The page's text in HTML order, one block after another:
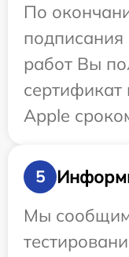
По
работ Вы
сертификат
Apple
5
Мы